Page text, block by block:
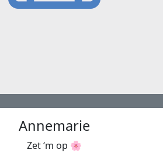
Annemarie
Zet ‘m op 🌸